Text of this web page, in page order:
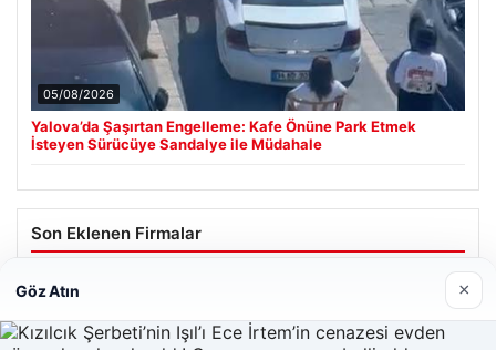
05/08/2026
Yalova’da Şaşırtan Engelleme: Kafe Önüne Park Etmek
İsteyen Sürücüye Sandalye ile Müdahale
Son Eklenen Firmalar
Göz Atın ×